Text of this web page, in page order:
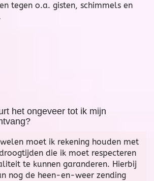
tegen o.a. gisten, schimmels en
het ongeveer tot ik mijn
moet ik rekening houden met
die ik moet respecteren
te kunnen garanderen. Hierbij
nog de heen-en-weer zending